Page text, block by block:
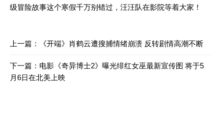
级冒险故事这个寒假千万别错过，汪汪队在影院等着大家！
上一篇： 《开端》肖鹤云遭搜捕情绪崩溃 反转剧情高潮不断
下一篇： 电影《奇异博士2》曝光绯红女巫最新宣传图 将于5
月6日在北美上映